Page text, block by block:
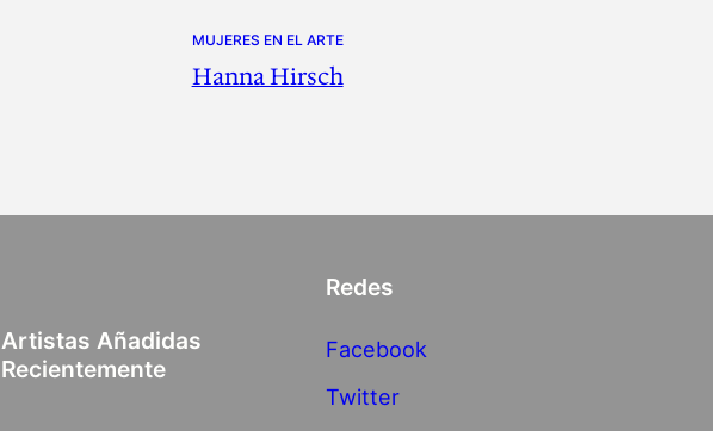
MUJERES EN EL ARTE
Hanna Hirsch
Artistas Añadidas
Recientemente
Redes
Facebook
Twitter